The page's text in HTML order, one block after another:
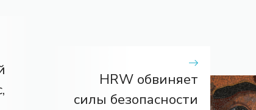
HRW обвиняет
силы безопасности